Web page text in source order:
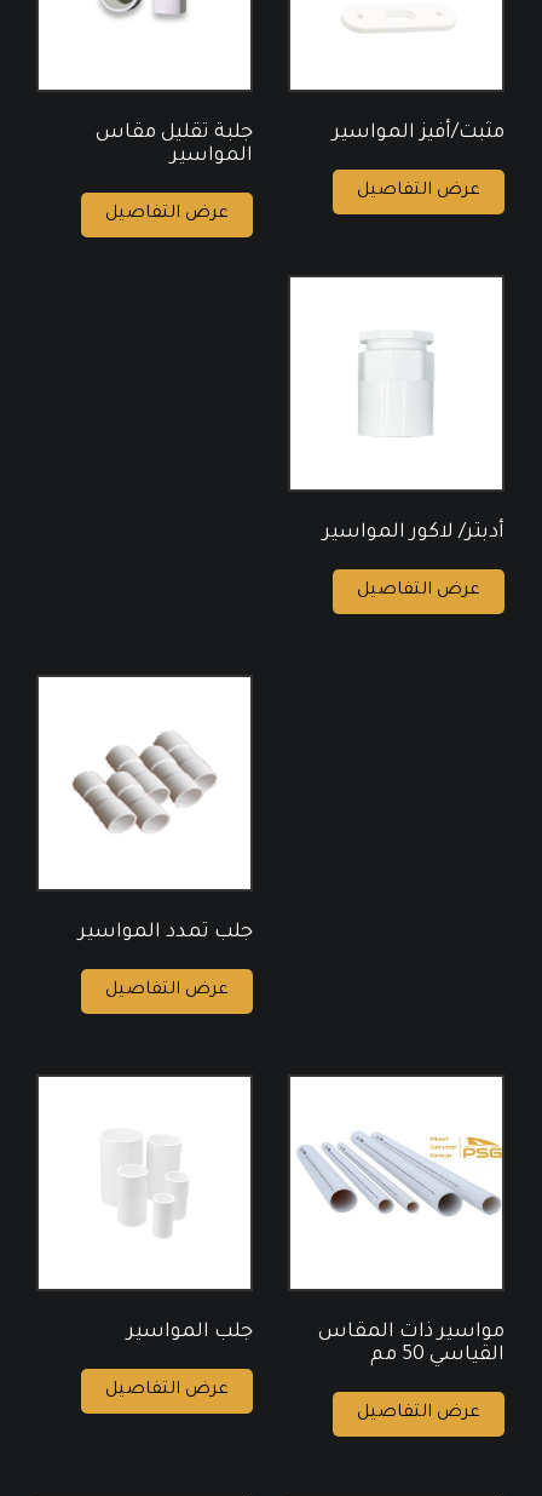
جلبة تقليل مقاس
المواسير
عرض التفاصيل
مثبت/أفيز المواسير
عرض التفاصيل
أدبتر/ لاكور المواسير
عرض التفاصيل
جلب تمدد المواسير
عرض التفاصيل
جلب المواسير
عرض التفاصيل
مواسير ذات المقاس
القياسي 50 مم
عرض التفاصيل